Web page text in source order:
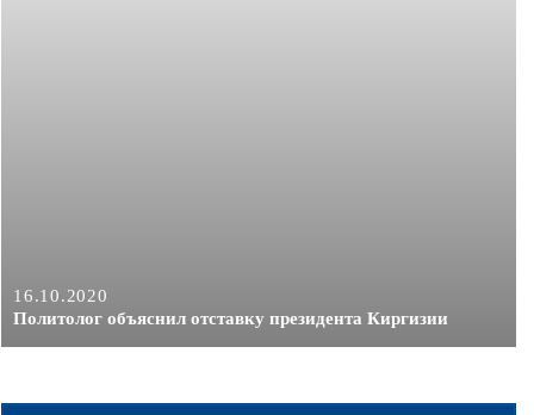
16.10.2020
Политолог объяснил отставку президента Киргизии